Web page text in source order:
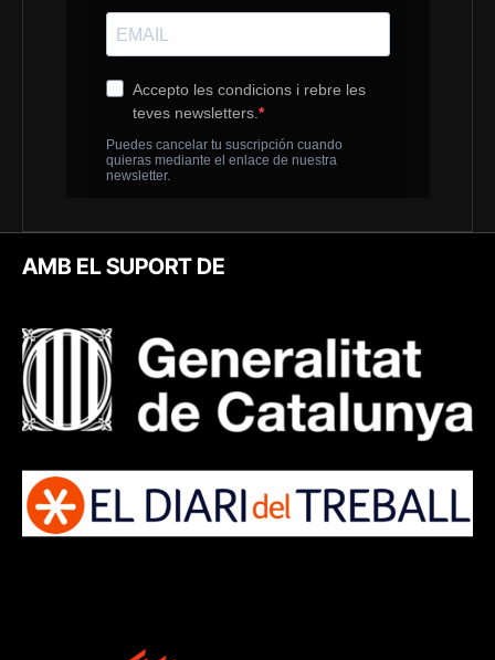
AMB EL SUPORT DE